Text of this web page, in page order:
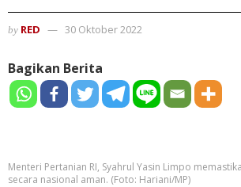
by RED 30 Oktober 2022
Bagikan Berita
Menteri Pertanian RI, Syahrul Yasin Limpo
secara nasional aman. (Foto: Hariani/MP)